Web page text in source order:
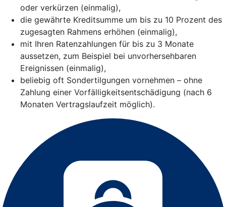
oder verkürzen (einmalig),
die gewährte Kreditsumme um bis zu 10 Prozent des
zugesagten Rahmens erhöhen (einmalig),
mit Ihren Ratenzahlungen für bis zu 3 Monate
aussetzen, zum Beispiel bei unvorhersehbaren
Ereignissen (einmalig),
beliebig oft Sondertilgungen vornehmen – ohne
Zahlung einer Vorfälligkeitsentschädigung (nach 6
Monaten Vertragslaufzeit möglich).